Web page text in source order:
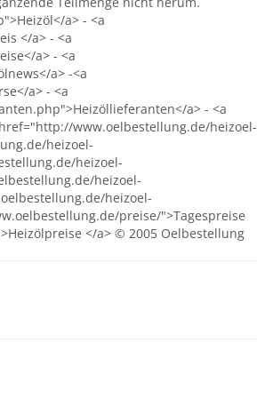
a> - <a
</a> - <a
a> - <a
a> -<a
a> - <a
a> - <a
www.oelbestellung.de/heizoel-
heizoel-
heizoel-
heizoel-
heizoel-
preise/">Tagespreise
</a> © 2005 Oelbestellung